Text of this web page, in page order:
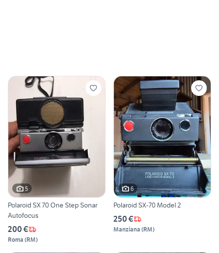
5
Polaroid SX 70 One Step Sonar
Autofocus
200 €
Roma (RM)
6
Polaroid SX-70 Model 2
250 €
Manziana (RM)